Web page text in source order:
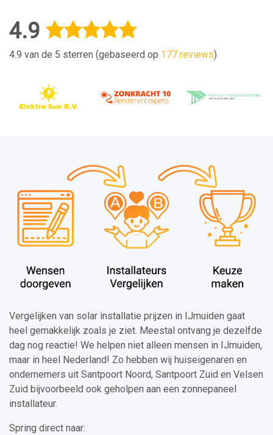
4.9
4.9 van de 5 sterren (gebaseerd op 177 reviews)
Vergelijken van solar installatie prijzen in IJmuiden gaat
heel gemakkelijk zoals je ziet. Meestal ontvang je dezelfde
dag nog reactie! We helpen niet alleen mensen in IJmuiden,
maar in heel Nederland! Zo hebben wij huiseigenaren en
ondernemers uit Santpoort Noord, Santpoort Zuid en Velsen
Zuid bijvoorbeeld ook geholpen aan een zonnepaneel
installateur.
Spring direct naar: